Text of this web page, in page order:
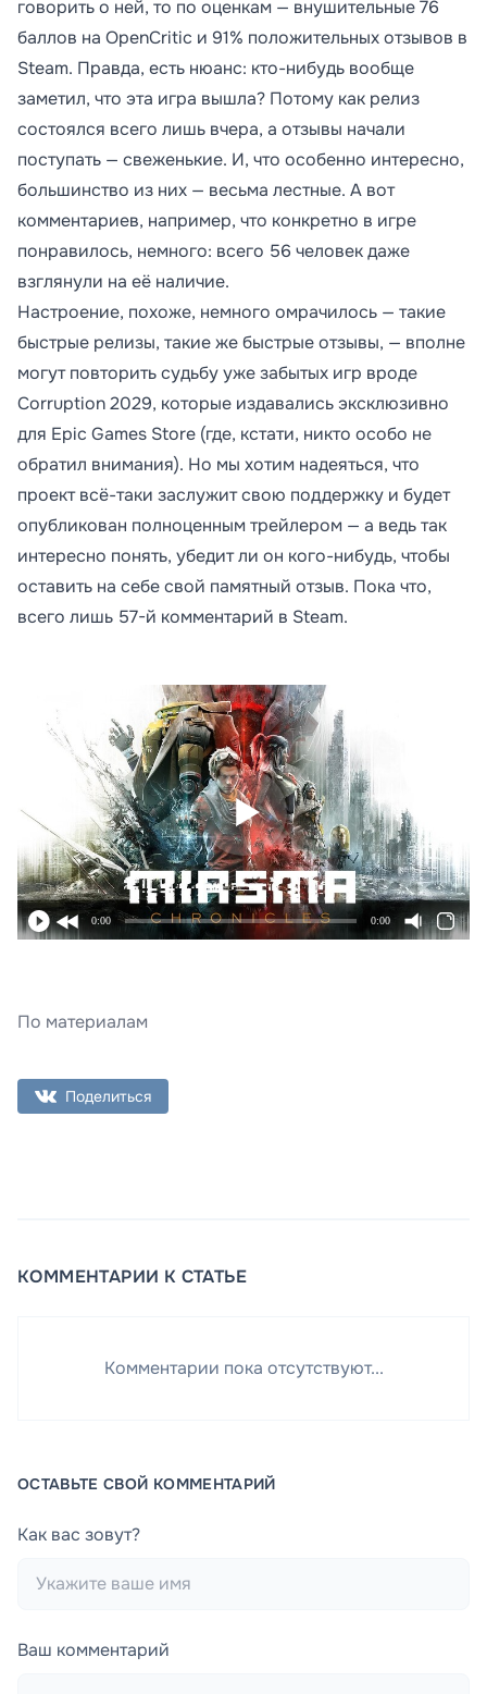
говорить о ней, то по оценкам — внушительные 76
баллов на OpenCritic и 91% положительных отзывов в
Steam. Правда, есть нюанс: кто-нибудь вообще
заметил, что эта игра вышла? Потому как релиз
состоялся всего лишь вчера, а отзывы начали
поступать — свеженькие. И, что особенно интересно,
большинство из них — весьма лестные. А вот
комментариев, например, что конкретно в игре
понравилось, немного: всего 56 человек даже
взглянули на её наличие.
Настроение, похоже, немного омрачилось — такие
быстрые релизы, такие же быстрые отзывы, — вполне
могут повторить судьбу уже забытых игр вроде
Corruption 2029, которые издавались эксклюзивно
для Epic Games Store (где, кстати, никто особо не
обратил внимания). Но мы хотим надеяться, что
проект всё-таки заслужит свою поддержку и будет
опубликован полноценным трейлером — а ведь так
интересно понять, убедит ли он кого-нибудь, чтобы
оставить на себе свой памятный отзыв. Пока что,
всего лишь 57-й комментарий в Steam.
0:00 0:00
По материалам
Поделиться
КОММЕНТАРИИ К СТАТЬЕ
Комментарии пока отсутствуют...
ОСТАВЬТЕ СВОЙ КОММЕНТАРИЙ
Как вас зовут?
Ваш комментарий